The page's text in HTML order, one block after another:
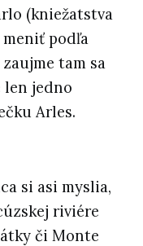
(kniežatstva
meniť podľa
tam sa
len jedno
Arles.
si asi myslia,
riviére
či Monte